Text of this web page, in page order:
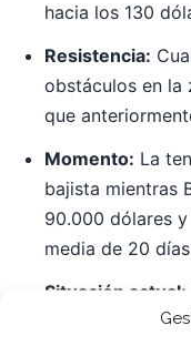
hacia los 130
Resistencia:
obstáculos en la
que
Momento: La
bajista mientras
90.000 dólares
media de 20
Situación actual:
el precio se ha